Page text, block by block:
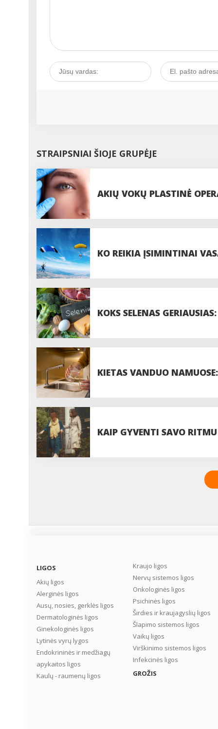
STRAIPSNIAI ŠIOJE GRUPĖJE
AKIŲ VOKŲ PLASTINĖ
KO REIKIA ĮSIMINTINAI
KOKS SELENAS
KIETAS VANDUO
KAIP GYVENTI SAVO
LIGOS
Akių ligos
Alerginės ligos
Ausų, nosies, gerklės ligos
Dermatologinės ligos
Ginekologinės ligos
Lytinės vyrų lygos
Endokrininės ir medžiagų
apykaitos ligos
Kaulų - raumenų ligos
Kraujo ligos
Nervų sistemos ligos
Onkologinės ligos
Psichinės ligos
Širdies ir kraujagyslių ligos
Šlapimo sistemos ligos
Vaikų ligos
Virškinimo sistemos ligos
Infekcinės ligos
GROŽIS